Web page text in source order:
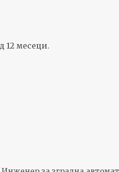
12 месеци.